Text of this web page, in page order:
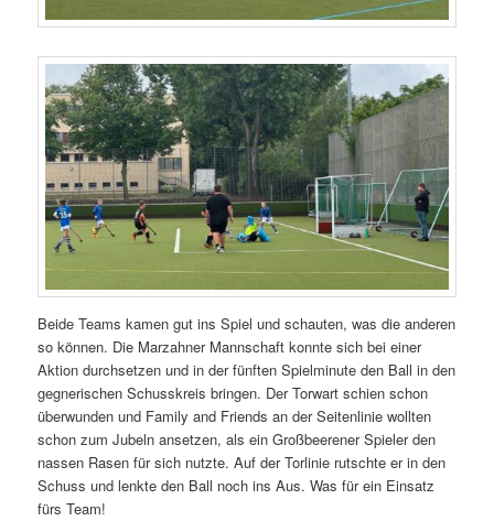
Beide Teams kamen gut ins Spiel und schauten, was die anderen
so können. Die Marzahner Mannschaft konnte sich bei einer
Aktion durchsetzen und in der fünften Spielminute den Ball in den
gegnerischen Schusskreis bringen. Der Torwart schien schon
überwunden und Family and Friends an der Seitenlinie wollten
schon zum Jubeln ansetzen, als ein Großbeerener Spieler den
nassen Rasen für sich nutzte. Auf der Torlinie rutschte er in den
Schuss und lenkte den Ball noch ins Aus. Was für ein Einsatz
fürs Team!